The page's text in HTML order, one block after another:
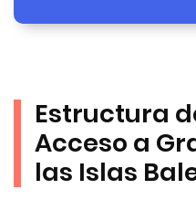
Estructura
Acceso a
las Islas